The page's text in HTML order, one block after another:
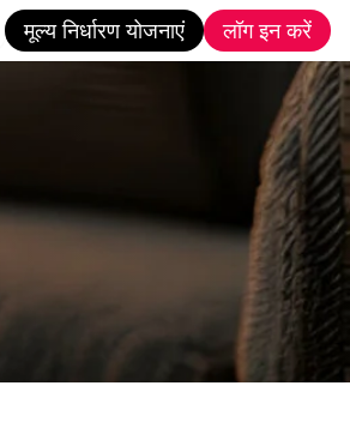
मूल्य निर्धारण योजनाएं लॉग इन करें